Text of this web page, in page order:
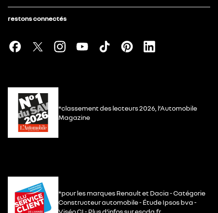
restons connectés
*classement des lecteurs 2026, l’Automobile
Magazine
*pour les marques Renault et Dacia - Catégorie
Constructeur automobile - Étude Ipsos bva -
Viséo CI - Plus d’infos sur escda.fr